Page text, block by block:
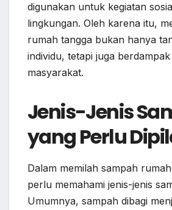
digunakan untuk kegiatan
lingkungan. Oleh karena itu,
rumah tangga bukan hanya
individu, tetapi juga
masyarakat.
Jenis-Jenis
yang Perlu
Dalam memilah sampah
perlu memahami jenis-jenis
Umumnya, sampah dibagi